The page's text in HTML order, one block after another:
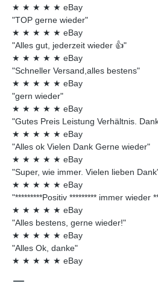
★ ★ ★ ★ ★ eBay
"TOP gerne wieder"
★ ★ ★ ★ ★ eBay
"Alles gut, jederzeit wieder 👍"
★ ★ ★ ★ ★ eBay
"Schneller Versand,alles bestens"
★ ★ ★ ★ ★ eBay
"gern wieder"
★ ★ ★ ★ ★ eBay
"Gutes Preis Leistung Verhältnis.
★ ★ ★ ★ ★ eBay
"Alles ok Vielen Dank Gerne wieder"
★ ★ ★ ★ ★ eBay
"Super, wie immer. Vielen lieben
★ ★ ★ ★ ★ eBay
"*********Positiv ********* immer wieder
★ ★ ★ ★ ★ eBay
"Alles bestens, gerne wieder!"
★ ★ ★ ★ ★ eBay
"Alles Ok, danke"
★ ★ ★ ★ ★ eBay